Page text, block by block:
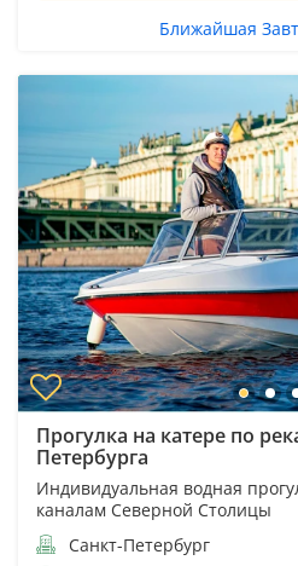
Ближайшая
Прогулка на катере по
Петербурга
Индивидуальная водная
каналам Северной Столицы
Санкт-Петербург